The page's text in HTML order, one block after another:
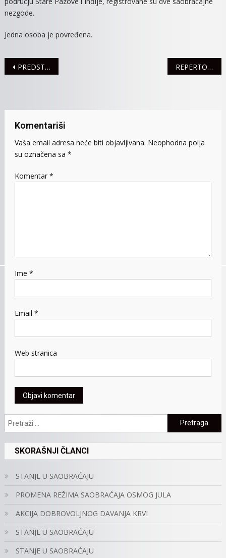
POVREĐENA
nezgode.
Jedna osoba je povređena.
Navigacija
PREDSTAVLJENA MEDICINSKA BAZA PODATAKA REPERTOAR POZORIŠTA DO KRAJA APRILA
Komentariši
Vaša email adresa neće biti objavljivana. Neophodna polja
su označena sa *
Komentar *
Ime *
Email *
Web stranica
Pretraga:
SKORAŠNJI ČLANCI
STANJE U SAOBRAĆAJU
PROMENA REŽIMA SAOBRAĆAJA OSMOG JULA
AKCIJA DOBROVOLJNOG DAVANJA KRVI
STANJE U SAOBRAĆAJU
STANJE U SAOBRAĆAJU